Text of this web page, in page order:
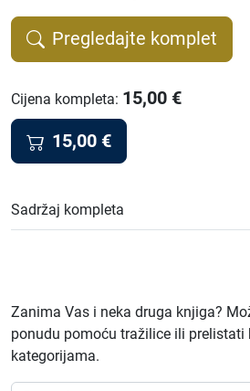
Pregledajte komplet
Cijena kompleta: 15,00 €
15,00 €
Sadržaj kompleta
Zanima Vas i neka druga knjiga?
ponudu pomoću tražilice ili prelistati
kategorijama.